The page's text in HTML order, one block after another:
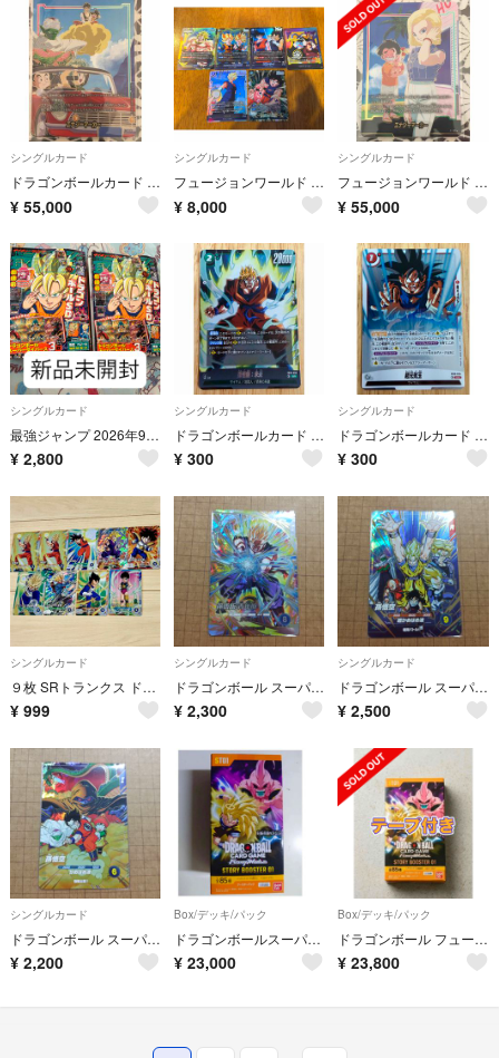
シングルカード
ドラゴンボールカード フュージョンワールド ストーリーブースター01 E-150 エナジーマーカーパラレル
¥ 55,000
シングルカード
フュージョンワールド STORY BOOSTER 01 ベジット SCR 他セット
¥ 8,000
シングルカード
フュージョンワールド ストーリーブースター01 E-151エナジーマーカーパラレル
¥ 55,000
シングルカード
最強ジャンプ 2026年9月号 ドラゴンボール付録付き 2冊セット
¥ 2,800
シングルカード
ドラゴンボールカード フュージョンワールド 孫悟飯:未来 SR
¥ 300
シングルカード
ドラゴンボールカード フュージョンワールド 超元気玉 SR
¥ 300
シングルカード
９枚 SRトランクス ドラゴンボール カード アドバンスパック ダイバーズ レア
¥ 999
シングルカード
ドラゴンボール スーパーダイバーズ SDV11-SEC 孫悟飯:青年期
¥ 2,300
シングルカード
ドラゴンボール スーパーダイバーズ SDV10-032 CP 孫悟空
¥ 2,500
シングルカード
ドラゴンボール スーパーダイバーズ SDV10-031 CP 孫悟空
¥ 2,200
Box/デッキ/パック
ドラゴンボールスーパーカードゲーム フュージョンワールド STORY BOOSTER 01 1box分
¥ 23,000
Box/デッキ/パック
ドラゴンボール フュージョンワールド STORY BOOSTER 01 未開封 テープ付き
¥ 23,800